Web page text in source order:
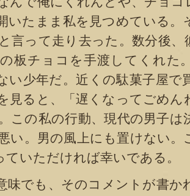
いたまま私を見つめている。
言って走り去った。数分後、
板チョコを手渡してくれた
い少年だ。近くの駄菓子屋で
見ると、「遅くなってごめん
この私の行動、現代の男子は
い。男の風上にも置けない。
ていただければ幸いである。
でも、そのコメントが書か